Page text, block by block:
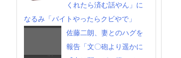
くれたら済む話やん」に
なるみ「バイトやったらクビやで」
佐藤二朗、妻とのハグを
報告「文〇砲より遥かに